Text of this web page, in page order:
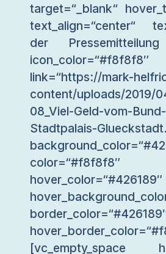
target=“_blank“
text_align=“center“
der
icon_color=“#f8f8f8″
link=“https://mark-
content/uploads/2019/
08_Viel-Geld-vom-
Stadtpalais-
color=“#f8f8f8″
hover_color=“#426189″
[vc_empty_space